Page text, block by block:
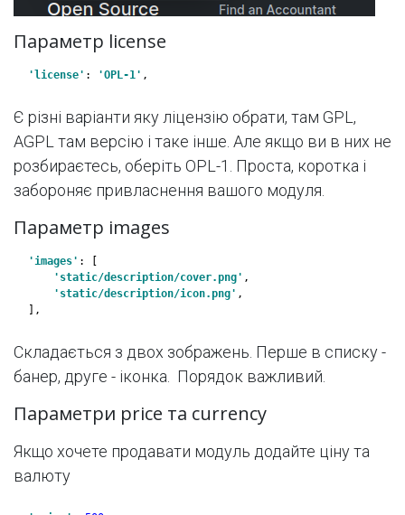
Параметр license
'license' : 'OPL-1' ,
Є різні варіанти яку ліцензію обрати, там GPL,
AGPL там версію і таке інше. Але якщо ви в них не
розбираєтесь, оберіть OPL-1. Проста, коротка і
забороняє привласнення вашого модуля.
Параметр images
'images' : [
'static/description/cover.png' ,
'static/description/icon.png' ,
],
Складається з двох зображень. Перше в списку -
банер, друге - іконка. Порядок важливий.
Параметри price та currency
Якщо хочете продавати модуль додайте ціну та
валюту